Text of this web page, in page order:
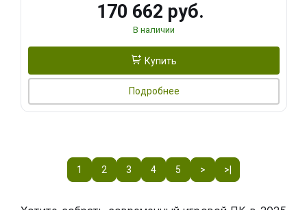
170 662 руб.
В наличии
Купить
Подробнее
1 2 3 4 5 > >|